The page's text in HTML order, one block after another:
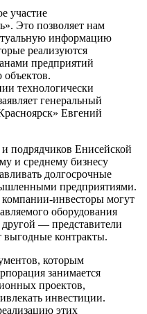
участие
Это позволяет нам
информацию
реализуются
предприятий
объектов.
технологически
генеральный
Евгений
подрядчиков Енисейской
и среднему бизнесу
долгосрочные
предприятиями.
инвесторы могут
оборудования
— представители
выгодные контракты.
которым
занимается
проектов,
инвестиции.
этих